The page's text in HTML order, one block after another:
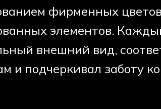
фирменных цветов,
элементов.
внешний вид,
трендам и
партнерах.